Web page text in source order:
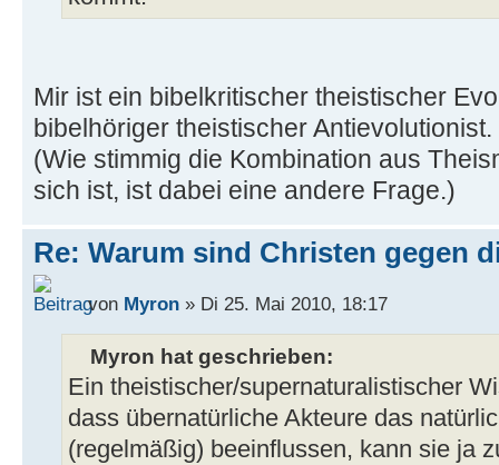
Mir ist ein bibelkritischer theistischer
bibelhöriger theistischer Antievolutionist.
(Wie stimmig die Kombination aus
sich ist, ist dabei eine andere Frage.)
Re: Warum sind Christen gegen
von Myron » Di 25. Mai 2010, 18:17
Myron hat geschrieben:
Ein theistischer/supernaturalistischer
dass übernatürliche Akteure das
(regelmäßig) beeinflussen, kann sie ja